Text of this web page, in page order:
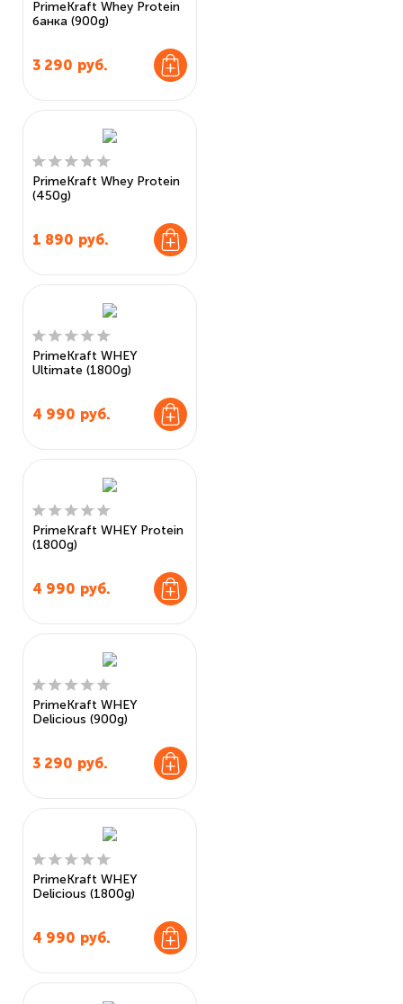
PrimeKraft Whey Protein
банка (900g)
3 290 руб.
PrimeKraft Whey Protein
(450g)
1 890 руб.
PrimeKraft WHEY
Ultimate (1800g)
4 990 руб.
PrimeKraft WHEY Protein
(1800g)
4 990 руб.
PrimeKraft WHEY
Delicious (900g)
3 290 руб.
PrimeKraft WHEY
Delicious (1800g)
4 990 руб.